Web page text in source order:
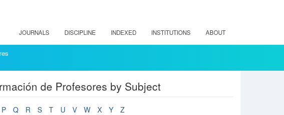
JOURNALS DISCIPLINE INDEXED INSTITUTIONS ABOUT
de Profesores by Subject
P Q R S T U V W X Y Z